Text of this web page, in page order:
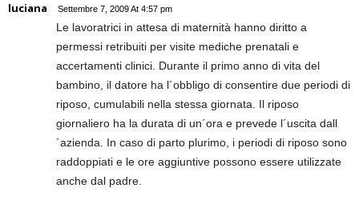
luciana Settembre 7, 2009 At 4:57 pm
Le lavoratrici in attesa di maternità hanno diritto a
permessi retribuiti per visite mediche prenatali e
accertamenti clinici. Durante il primo anno di vita del
bambino, il datore ha l´obbligo di consentire due periodi di
riposo, cumulabili nella stessa giornata. Il riposo
giornaliero ha la durata di un´ora e prevede l´uscita dall
´azienda. In caso di parto plurimo, i periodi di riposo sono
raddoppiati e le ore aggiuntive possono essere utilizzate
anche dal padre.